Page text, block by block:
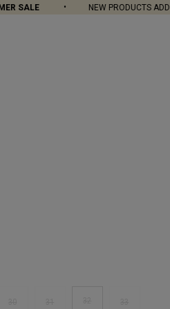
SALE NEW PRODUCTS ADDED